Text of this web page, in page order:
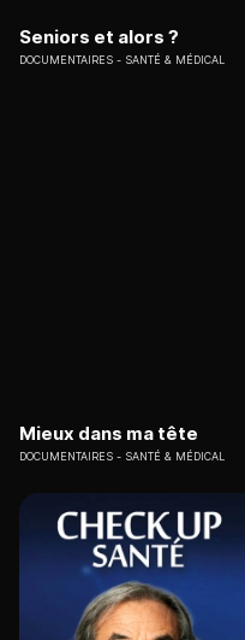
Seniors et alors ?
DOCUMENTAIRES SANTÉ & MÉDICAL
Mieux dans ma tête
DOCUMENTAIRES SANTÉ & MÉDICAL